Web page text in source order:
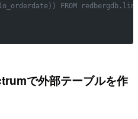
FROM
で外部テーブルを作